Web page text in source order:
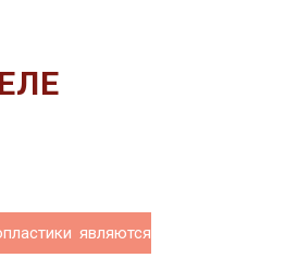
являются